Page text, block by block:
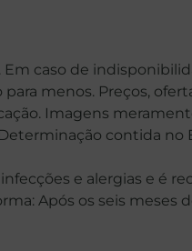
caso de
menos. Preços,
Imagens
Determinação contida
e alergias e é
Após os seis meses